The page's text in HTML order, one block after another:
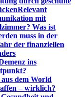
Relevant
mit
Was ist
muss in der
der finanziellen
ins
dem World
– wirklich?